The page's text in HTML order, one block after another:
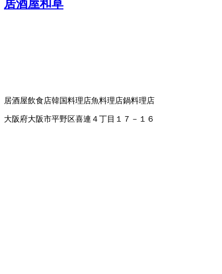
居酒屋和草
居酒屋飲食店韓国料理店魚料理店鍋料理店
大阪府大阪市平野区喜連４丁目１７－１６